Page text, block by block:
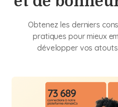
Obtenez les derniers
pratiques pour mieux
développer vos atouts